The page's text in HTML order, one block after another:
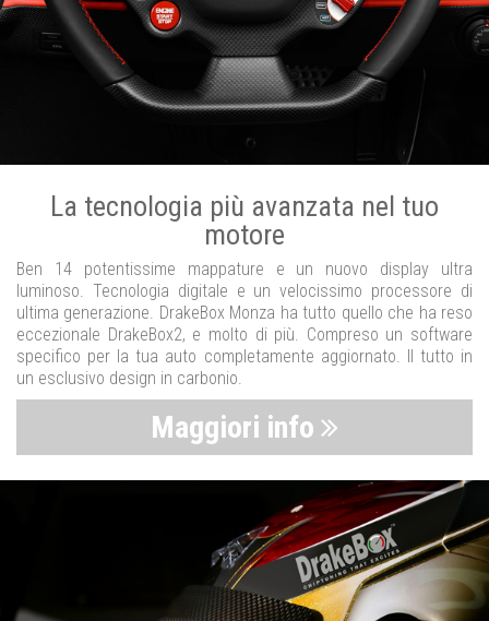
La tecnologia più avanzata nel tuo
motore
Ben 14 potentissime mappature e un nuovo display ultra
luminoso. Tecnologia digitale e un velocissimo processore di
ultima generazione. DrakeBox Monza ha tutto quello che ha reso
eccezionale DrakeBox2, e molto di più. Compreso un software
specifico per la tua auto completamente aggiornato. Il tutto in
un esclusivo design in carbonio.
Maggiori info